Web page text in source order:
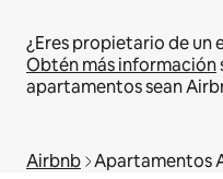
¿Eres propietario de un
Obtén más información
apartamentos sean
Airbnb Apartamentos